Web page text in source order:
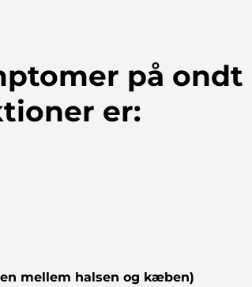
på
er:
mellem halsen og kæben)